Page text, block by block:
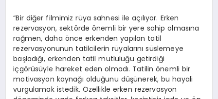
“Bir diğer filmimiz rüya sahnesi ile açılıyor. Erken
rezervasyon, sektörde önemli bir yere sahip olmasına
rağmen, daha önce erkenden yapılan tatil
rezervasyonunun tatilcilerin rüyalarını süslemeye
başladığı, erkenden tatil mutluluğu getirdiği
içgörüsüyle hareket eden olmadı. Tatilin önemli bir
motivasyon kaynağı olduğunu düşünerek, bu hayali
vurgulamak istedik. Özellikle erken rezervasyon